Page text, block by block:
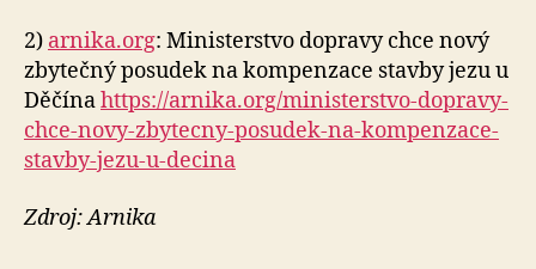
2) arnika.org: Ministerstvo dopravy chce nový
zbytečný posudek na kompenzace stavby jezu u
Děčínahttps://arnika.org/ministerstvo-dopravy-
chce-novy-zbytecny-posudek-na-kompenzace-
stavby-jezu-u-decina
Zdroj: Arnika